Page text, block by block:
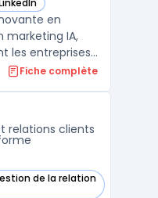
en
IA,
les entreprises
Cette
sur la
Fiche complète
relations clients
de la relation